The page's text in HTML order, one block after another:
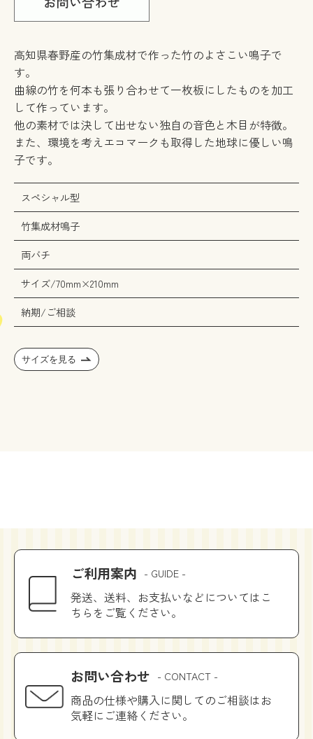
高知県春野産の竹集成材で作った竹のよさこい鳴子で
す。
曲線の竹を何本も張り合わせて一枚板にしたものを加工
して作っています。
他の素材では決して出せない独自の音色と木目が特徴。
また、環境を考えエコマークも取得した地球に優しい鳴
子です。
スペシャル型
竹集成材鳴子
両バチ
サイズ/70mm×210mm
納期/ご相談
サイズを見る
ご利用案内 - GUIDE -
発送、送料、お支払いなどについてはこ
ちらをご覧ください。
お問い合わせ - CONTACT -
商品の仕様や購入に関してのご相談はお
気軽にご連絡ください。